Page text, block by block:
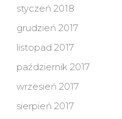
styczeń 2018
grudzień 2017
listopad 2017
październik 2017
wrzesień 2017
sierpień 2017